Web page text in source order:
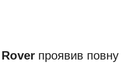
проявив повну